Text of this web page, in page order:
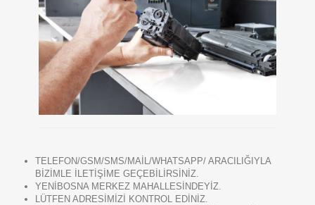
TELEFON/GSM/SMS/MAİL/WHATSAPP/ ARACILIĞIYLA
BİZİMLE İLETİŞİME GEÇEBİLİRSİNİZ.
YENİBOSNA MERKEZ MAHALLESİNDEYİZ.
LÜTFEN ADRESİMİZİ KONTROL EDİNİZ.